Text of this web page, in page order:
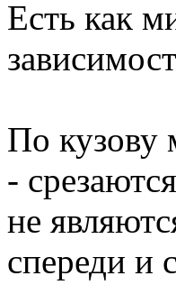
Есть как
По кузову
-
не
спереди и